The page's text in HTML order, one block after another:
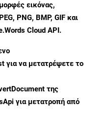
εικόνας,
PNG, BMP, GIF και
Cloud API.
για να μετατρέψετε το
της
για μετατροπή από